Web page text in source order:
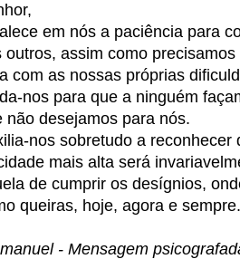
em nós a paciência para
outros, assim como
com as nossas próprias
nos para que a ninguém
não desejamos para nós.
nos sobretudo a reconhecer
mais alta será
de cumprir os desígnios,
queiras, hoje, agora e sempre.
- Mensagem